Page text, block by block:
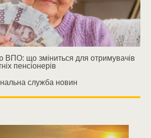
ВПО: що зміниться для отримувачів
пенсіонерів
служба новин